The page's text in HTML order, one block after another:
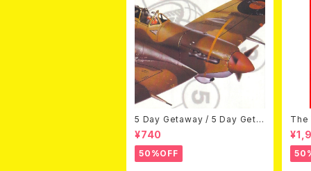
5 Day Getaway / 5 Day Geta
way (CDEP)
¥740
50%OFF
The